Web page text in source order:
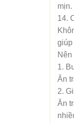
mịn.
14.
giúp
1.
Ăn
2.
Ăn